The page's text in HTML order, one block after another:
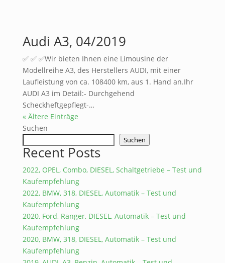
Audi A3, 04/2019
✅ ✅ ✅Wir bieten Ihnen eine Limousine der
Modellreihe A3, des Herstellers AUDI, mit einer
Laufleistung von ca. 108400 km, aus 1. Hand an.Ihr
AUDI A3 im Detail:- Durchgehend
Scheckheftgepflegt-…
« Ältere Einträge
Suchen
Suchen
Recent Posts
2022, OPEL, Combo, DIESEL, Schaltgetriebe – Test und
Kaufempfehlung
2022, BMW, 318, DIESEL, Automatik – Test und
Kaufempfehlung
2020, Ford, Ranger, DIESEL, Automatik – Test und
Kaufempfehlung
2020, BMW, 318, DIESEL, Automatik – Test und
Kaufempfehlung